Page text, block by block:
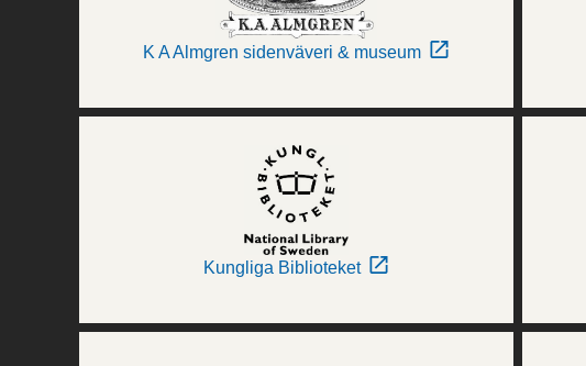
K A Almgren sidenväveri & museum
Kungliga Biblioteket